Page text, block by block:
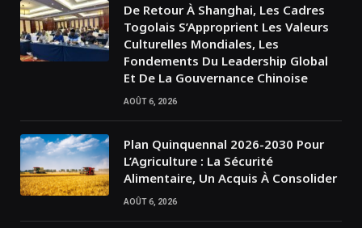
De Retour À Shanghai, Les Cadres
Togolais S’Approprient Les Valeurs
Culturelles Mondiales, Les
Fondements Du Leadership Global
Et De La Gouvernance Chinoise
AOÛT 6, 2026
Plan Quinquennal 2026-2030 Pour
L’Agriculture : La Sécurité
Alimentaire, Un Acquis À Consolider
AOÛT 6, 2026